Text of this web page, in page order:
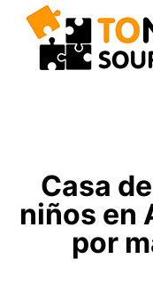
Casa
niños en
por